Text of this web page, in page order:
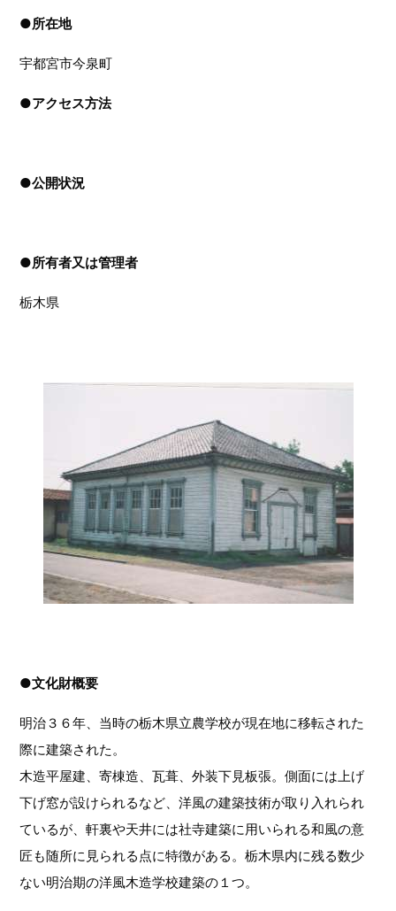
●所在地
宇都宮市今泉町
●アクセス方法
●公開状況
●所有者又は管理者
栃木県
●文化財概要
明治３６年、当時の栃木県立農学校が現在地に移転された
際に建築された。
木造平屋建、寄棟造、瓦葺、外装下見板張。側面には上げ
下げ窓が設けられるなど、洋風の建築技術が取り入れられ
ているが、軒裏や天井には社寺建築に用いられる和風の意
匠も随所に見られる点に特徴がある。栃木県内に残る数少
ない明治期の洋風木造学校建築の１つ。